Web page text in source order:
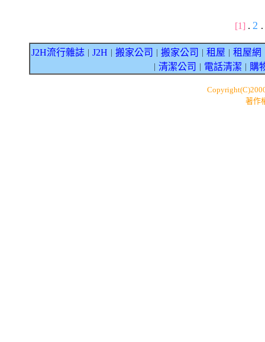
[1] . 2 .
J2H流行雜誌 J2H 搬家公司 搬家公司 租屋 租屋網
清潔公司 電話清潔 購
著作